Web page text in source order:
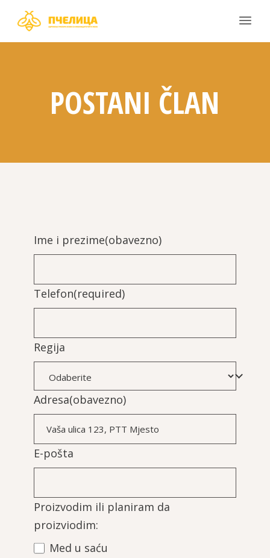
POSTANI ČLAN
Ime i prezime(obavezno)
Telefon(required)
Regija
Adresa(obavezno)
E-pošta
Proizvodim ili planiram da
proizviodim:
Med u saću